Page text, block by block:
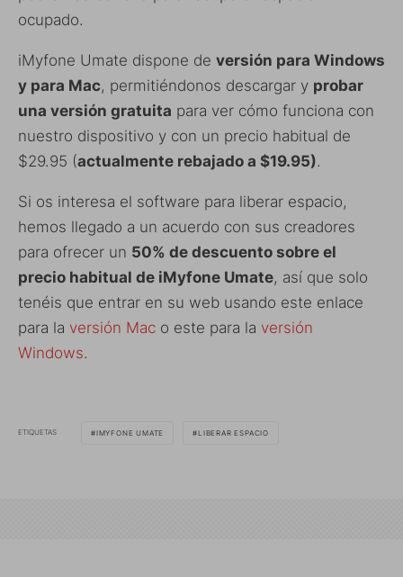
ocupado.
iMyfone Umate dispone de versión para Windows
y para Mac, permitiéndonos descargar y probar
una versión gratuita para ver cómo funciona con
nuestro dispositivo y con un precio habitual de
$29.95 (actualmente rebajado a $19.95).
Si os interesa el software para liberar espacio,
hemos llegado a un acuerdo con sus creadores
para ofrecer un 50% de descuento sobre el
precio habitual de iMyfone Umate, así que solo
tenéis que entrar en su web usando este enlace
para la versión Mac o este para la versión
Windows.
ETIQUETAS IMYFONE UMATE LIBERAR ESPACIO